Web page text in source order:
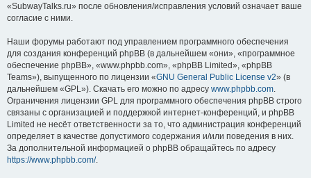
«SubwayTalks.ru» после обновления/исправления условий означает ваше
согласие с ними.
Наши форумы работают под управлением программного обеспечения
для создания конференций phpBB (в дальнейшем «они», «программное
обеспечение phpBB», «www.phpbb.com», «phpBB Limited», «phpBB
Teams»), выпущенного по лицензии «GNU General Public License v2» (в
дальнейшем «GPL»). Скачать его можно по адресу www.phpbb.com.
Ограничения лицензии GPL для программного обеспечения phpBB строго
связаны с организацией и поддержкой интернет-конференций, и phpBB
Limited не несёт ответственности за то, что администрация конференций
определяет в качестве допустимого содержания и/или поведения в них.
За дополнительной информацией о phpBB обращайтесь по адресу
https://www.phpbb.com/.